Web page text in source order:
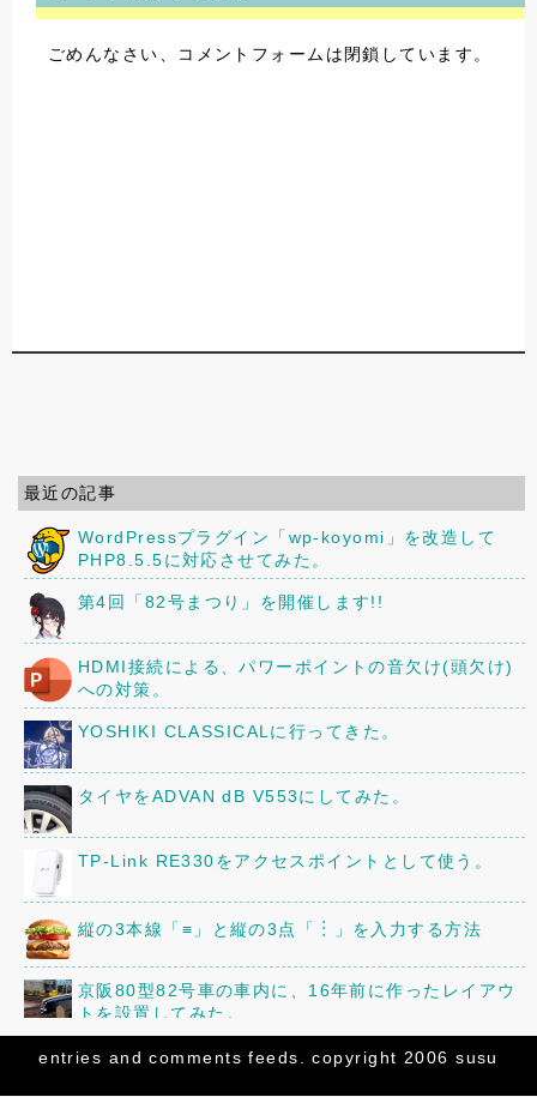
ごめんなさい、コメントフォームは閉鎖しています。
最近の記事
WordPressプラグイン「wp-koyomi」を改造して
PHP8.5.5に対応させてみた。
第4回「82号まつり」を開催します!!
HDMI接続による、パワーポイントの音欠け(頭欠け)
への対策。
YOSHIKI CLASSICALに行ってきた。
タイヤをADVAN dB V553にしてみた。
TP-Link RE330をアクセスポイントとして使う。
縦の3本線「≡」と縦の3点「︙」を入力する方法
京阪80型82号車の車内に、16年前に作ったレイアウ
トを設置してみた。
三菱「ミニキャブ」のオーディオ・スピーカーを交換
entries andcomments feeds. copyright 2006 susu